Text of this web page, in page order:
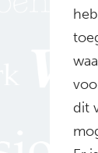
dit